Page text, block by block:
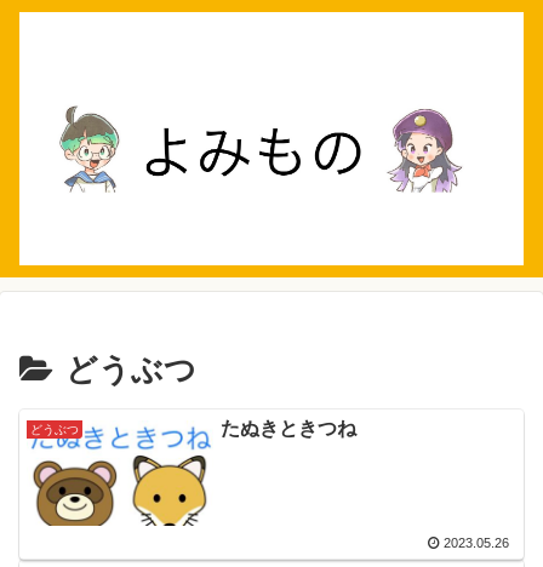
どうぶつ
どうぶつ たぬきときつね
2023.05.26